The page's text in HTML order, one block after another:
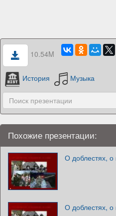
10.54M
История Музыка
Похожие презентации:
О доблестях, о
О доблестях, о